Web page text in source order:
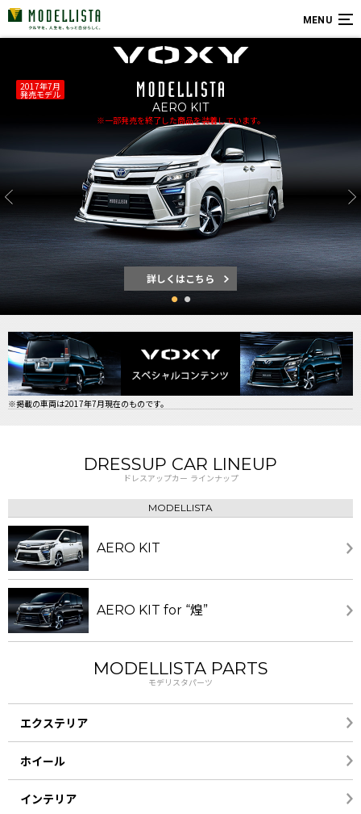
MENU
2017年7月
発売モデル
AERO KIT
※一部発売を終了した商品を装着しています。
詳しくはこちら
※掲載の車両は2017年7月現在のものです。
DRESSUP CAR LINEUP
ドレスアップカー ラインナップ
MODELLISTA
AERO KIT
AERO KIT for “煌”
MODELLISTA PARTS
モデリスタパーツ
エクステリア
ホイール
インテリア